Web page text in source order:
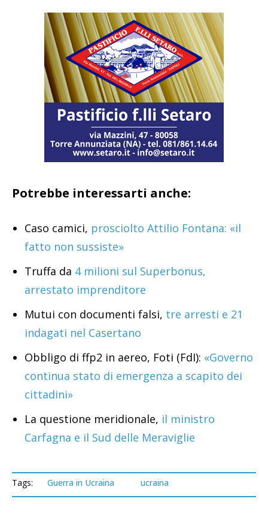
Potrebbe interessarti anche:
Caso camici, prosciolto Attilio Fontana: «il
fatto non sussiste»
Truffa da 4 milioni sul Superbonus,
arrestato imprenditore
Mutui con documenti falsi, tre arresti e 21
indagati nel Casertano
Obbligo di ffp2 in aereo, Foti (FdI): «Governo
continua stato di emergenza a scapito dei
cittadini»
La questione meridionale, il ministro
Carfagna e il Sud delle Meraviglie
Tags: Guerra in Ucraina ucraina